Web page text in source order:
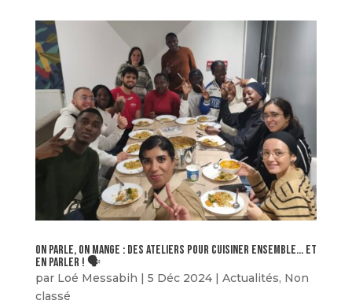
On parle, on mange : des ateliers pour cuisiner ensemble… et
en parler ! 🗣️
par Loé Messabih | 5 Déc 2024| Actualités, Non
classé